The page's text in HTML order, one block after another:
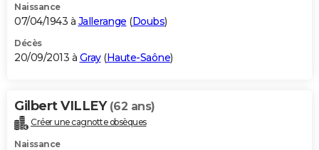
Naissance
07/04/1943 à Jallerange (Doubs)
Décès
20/09/2013 à Gray(Haute-Saône)
Gilbert VILLEY (62 ans)
Créer une cagnotte obsèques
Naissance